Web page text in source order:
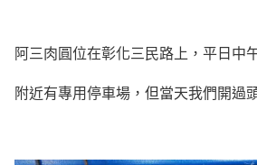
阿三肉圓位在彰化三民路上，平日中
附近有專用停車場，但當天我們開過